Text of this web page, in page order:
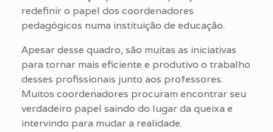
redefinir o papel dos coordenadores
pedagógicos numa instituição de educação.
Apesar desse quadro, são muitas as iniciativas
para tornar mais eficiente e produtivo o trabalho
desses profissionais junto aos professores.
Muitos coordenadores procuram encontrar seu
verdadeiro papel saindo do lugar da queixa e
intervindo para mudar a realidade.